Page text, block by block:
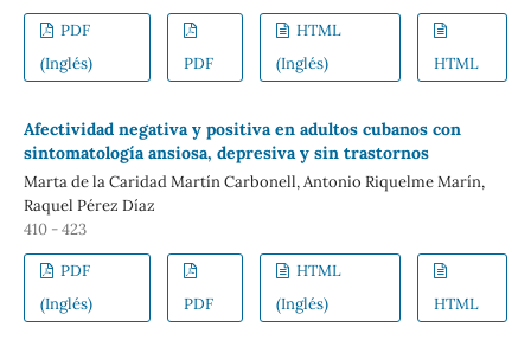
PDF
(Inglés)
PDF
HTML
(Inglés)
HTML
Afectividad negativa y positiva en adultos cubanos con
sintomatología ansiosa, depresiva y sin trastornos
Marta de la Caridad Martín Carbonell, Antonio Riquelme Marín,
Raquel Pérez Díaz
410 - 423
PDF
(Inglés)
PDF
HTML
(Inglés)
HTML